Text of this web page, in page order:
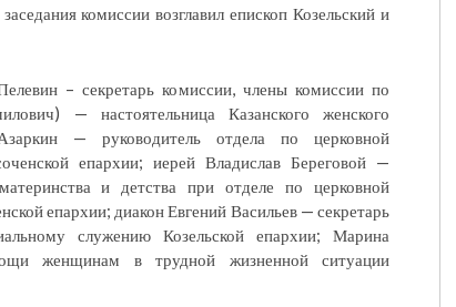
комиссии возглавил епископ Козельский и
– секретарь комиссии, члены комиссии по
— настоятельница Казанского женского
— руководитель отдела по церковной
епархии; иерей Владислав Береговой —
и детства при отделе по церковной
епархии; диакон Евгений Васильев — секретарь
служению Козельской епархии; Марина
женщинам в трудной жизненной ситуации